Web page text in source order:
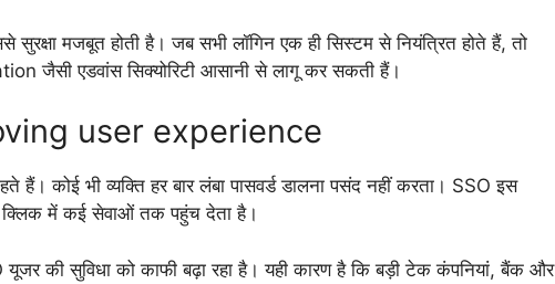
मजबूत होती है। जब सभी लॉगिन एक ही सिस्टम से नियंत्रित होते हैं, तो
जैसी एडवांस सिक्योरिटी आसानी से लागू कर सकती हैं।
user experience
कोई भी व्यक्ति हर बार लंबा पासवर्ड डालना पसंद नहीं करता। SSO इस
में कई सेवाओं तक पहुंच देता है।
की सुविधा को काफी बढ़ा रहा है। यही कारण है कि बड़ी टेक कंपनियां, बैंक और